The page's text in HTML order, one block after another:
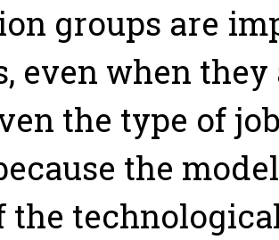
groups are
even when
the type of
the
the